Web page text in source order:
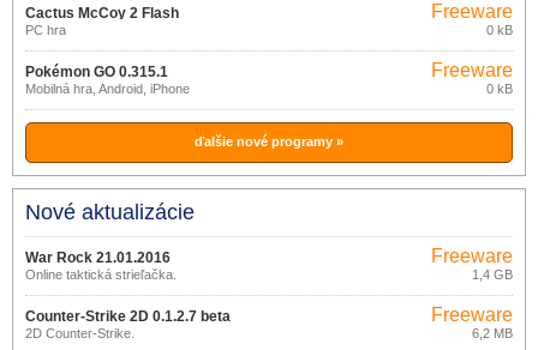
Cactus McCoy 2 Flash
PC hra
Freeware
0 kB
Pokémon GO 0.315.1
Mobilná hra, Android, iPhone
Freeware
0 kB
ďalšie nové programy »
Nové aktualizácie
War Rock 21.01.2016
Online taktická strieľačka.
Freeware
1,4 GB
Counter-Strike 2D 0.1.2.7 beta
2D Counter-Strike.
Freeware
6,2 MB